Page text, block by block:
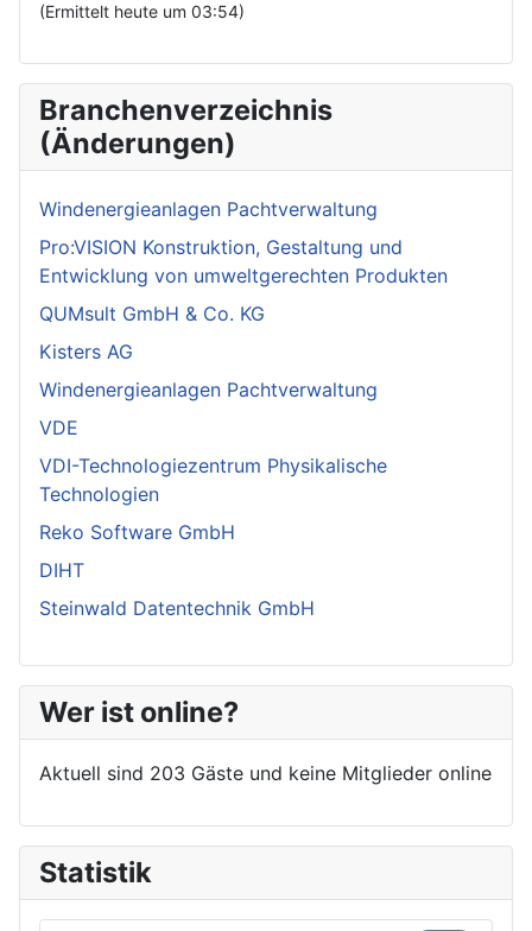
(Ermittelt heute um 03:54)
Branchenverzeichnis
(Änderungen)
Windenergieanlagen Pachtverwaltung
Pro:VISION Konstruktion, Gestaltung und
Entwicklung von umweltgerechten Produkten
QUMsult GmbH & Co. KG
Kisters AG
Windenergieanlagen Pachtverwaltung
VDE
VDI-Technologiezentrum Physikalische
Technologien
Reko Software GmbH
DIHT
Steinwald Datentechnik GmbH
Wer ist online?
Aktuell sind 203 Gäste und keine Mitglieder online
Statistik